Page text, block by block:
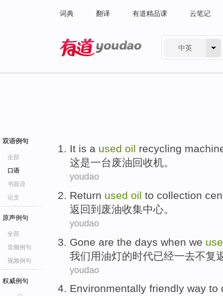
词典 翻译 有道精品课 云笔记
中英
双语例句
全部
口语
书面语
论文
原声例句
全部
音频例句
视频例句
权威例句
It is a used oil recycling
这是一台废油回收机。
youdao
Return used oil to collection
返回到 废油收集中心。
youdao
Gone are the days when we
我们 用油灯的时代已经一去不复
youdao
Environmentally friendly way to